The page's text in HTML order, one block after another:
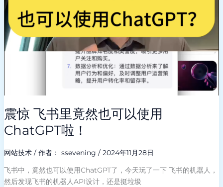
震惊 飞书里竟然也可以使用
ChatGPT啦！
网站技术/ 作者： ssevening / 2024年11月28日
飞书中，竟然也可以使用ChatGPT了，今天玩了一下 飞书的机器人，
然后发现飞书的机器人API设计，还是挺垃圾
以
用
ChatGPT
啦！